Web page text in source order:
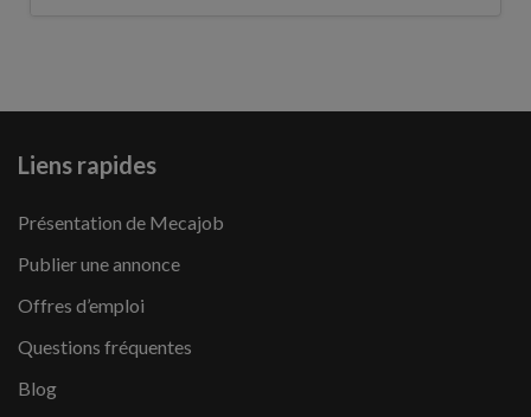
Liens rapides
Présentation de Mecajob
Publier une annonce
Offres d’emploi
Questions fréquentes
Blog